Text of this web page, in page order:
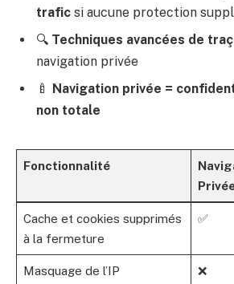
trafic si aucune protection
🔍 Techniques avancées de
navigation privée
🍼 Navigation privée =
non totale
Fonctionnalité
Cache et cookies supprimés
à la fermeture
✅
Masquage de l’IP ❌